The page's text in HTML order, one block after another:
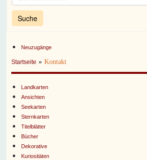
Neuzugänge
Startseite »Kontakt
Landkarten
Ansichten
Seekarten
Sternkarten
Titelblätter
Bücher
Dekorative
Kuriositäten